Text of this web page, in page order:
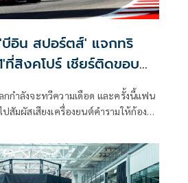
อิน สปอร์ตส์' แจกทริ
สิงคโปร์ เชียร์ติดขอบ
กกำลังจะทวีความเดือด และครั้งนี้แฟน
ปสัมผัสเสียงเครื่องยนต์คำรามให้ก้องหู
งลิขสิทธิ์ถ่ายทอดสดมอเตอร์สปอร์ต
เอ็กซ์คลูซีฟ เอาใจคอความเร็วขั้นสุด
าชมการแข่งขันรถสูตรหนึ่งชิงแชมป์